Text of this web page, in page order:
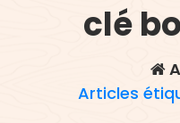
clé
Articles